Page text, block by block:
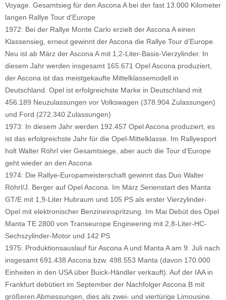
Voyage. Gesamtsieg für den Ascona A bei der fast 13.000 Kilometer
langen Rallye Tour d‘Europe
1972: Bei der Rallye Monte Carlo erzielt der Ascona A einen
Klassensieg, erneut gewinnt der Ascona die Rallye Tour d’Europe.
Neu ist ab März der Ascona A mit 1,2-Liter-Basis-Vierzylinder. In
diesem Jahr werden insgesamt 165.671 Opel Ascona produziert,
der Ascona ist das meistgekaufte Mittelklassemodell in
Deutschland. Opel ist erfolgreichste Marke in Deutschland mit
456.189 Neuzulassungen vor Volkswagen (378.904 Zulassungen)
und Ford (272.340 Zulassungen)
1973: In diesem Jahr werden 192.457 Opel Ascona produziert, es
ist das erfolgreichste Jahr für die Opel-Mittelklasse. Im Rallyesport
holt Walter Röhrl vier Gesamtsiege, aber auch die Tour d’Europe
geht wieder an den Ascona
1974: Die Rallye-Europameisterschaft gewinnt das Duo Walter
Röhrl/J. Berger auf Opel Ascona. Im März Serienstart des Manta
GT/E mit 1,9-Liter Hubraum und 105 PS als erster Vierzylinder-
Opel mit elektronischer Benzineinspritzung. Im Mai Debüt des Opel
Manta TE 2800 von Transeurope Engineering mit 2,8-Liter-HC-
Sechszylinder-Motor und 142 PS
1975: Produktionsauslauf für Ascona A und Manta A am 9. Juli nach
insgesamt 691.438 Ascona bzw. 498.553 Manta (davon 170.000
Einheiten in den USA über Buick-Händler verkauft). Auf der IAA in
Frankfurt debütiert im September der Nachfolger Ascona B mit
größeren Abmessungen, dies als zwei- und viertürige Limousine.